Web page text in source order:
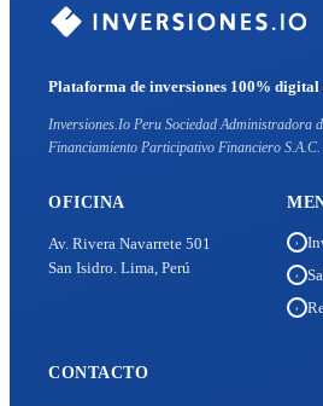
Plataforma de inversiones 100% digital
Inversiones.Io Peru Sociedad Administradora
Financiamiento Participativo Financiero S.A.C.
OFICINA
Av. Rivera Navarrete 501
San Isidro. Lima, Perú
›
›
›
CONTACTO